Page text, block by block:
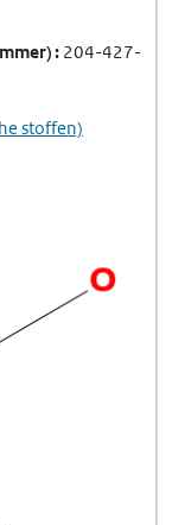
204-427-
stoffen)